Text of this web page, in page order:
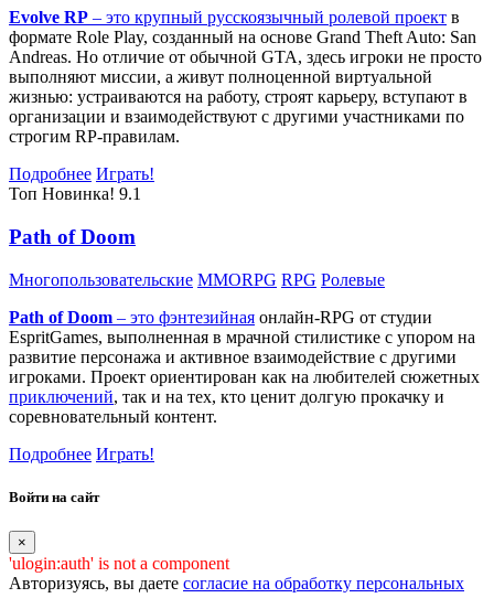
Evolve RP – это крупный русскоязычный ролевой проект в
формате Role Play, созданный на основе Grand Theft Auto: San
Andreas. Но отличие от обычной GTA, здесь игроки не просто
выполняют миссии, а живут полноценной виртуальной
жизнью: устраиваются на работу, строят карьеру, вступают в
организации и взаимодействуют с другими участниками по
строгим RP-правилам.
Подробнее Играть!
Топ Новинка! 9.1
Path of Doom
Многопользовательские MMORPG RPG Ролевые
Path of Doom – это фэнтезийная онлайн-RPG от студии
EspritGames, выполненная в мрачной стилистике с упором на
развитие персонажа и активное взаимодействие с другими
игроками. Проект ориентирован как на любителей сюжетных
приключений, так и на тех, кто ценит долгую прокачку и
соревновательный контент.
Подробнее Играть!
Войти на сайт
×
'ulogin:auth' is not a component
Авторизуясь, вы даете согласие на обработку персональных